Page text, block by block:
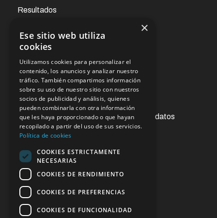
Resultados
Noticias
Oficina virtual
Acceso a la información pública
Ejercicios de derechos de protección de datos
Contacto
Enlaces de interés
×
Ese sitio web utiliza
cookies
Utilizamos cookies para personalizar el
contenido, los anuncios y analizar nuestro
tráfico. También compartimos información
sobre su uso de nuestro sitio con nuestros
socios de publicidad y análisis, quienes
pueden combinarla con otra información
que les haya proporcionado o que hayan
recopilado a partir del uso de sus servicios.
Política de cookies
COOKIES ESTRICTAMENTE
NECESARIAS
COOKIES DE RENDIMIENTO
COOKIES DE PREFERENCIAS
COOKIES DE FUNCIONALIDAD